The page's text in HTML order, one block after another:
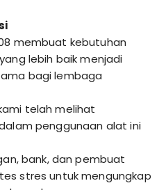
membuat kebutuhan
lebih baik menjadi
bagi lembaga
telah melihat
penggunaan alat ini
bank, dan pembuat
stres untuk mengungkap